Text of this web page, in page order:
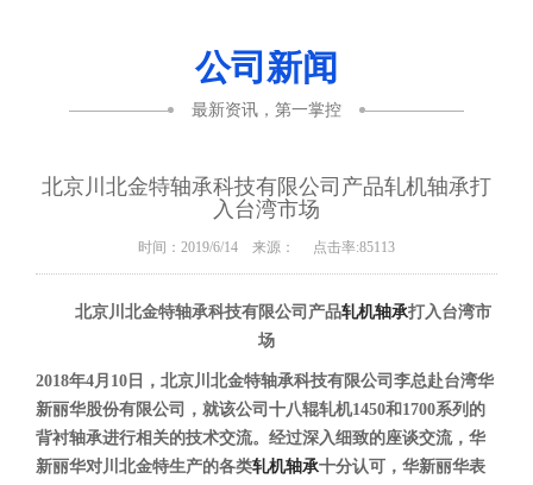
公司新闻
最新资讯，第一掌控
北京川北金特轴承科技有限公司产品轧机轴承打
入台湾市场
时间：2019/6/14 来源： 点击率:85113
北京川北金特轴承科技有限公司产品轧机轴承打入台湾市
场
2018年4月10日，北京川北金特轴承科技有限公司李总赴台湾华
新丽华股份有限公司，就该公司十八辊轧机1450和1700系列的
背衬轴承进行相关的技术交流。经过深入细致的座谈交流，华
新丽华对川北金特生产的各类轧机轴承十分认可，华新丽华表